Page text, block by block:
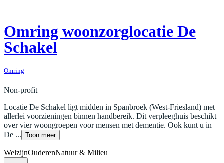
Omring woonzorglocatie De
Schakel
Omring
Non-profit
Locatie De Schakel ligt midden in Spanbroek (West-Friesland) met
allerlei voorzieningen binnen handbereik. Dit verpleeghuis beschikt
over vier woongroepen voor mensen met dementie. Ook kunt u in
De ... Toon meer
WelzijnOuderenNatuur & Milieu